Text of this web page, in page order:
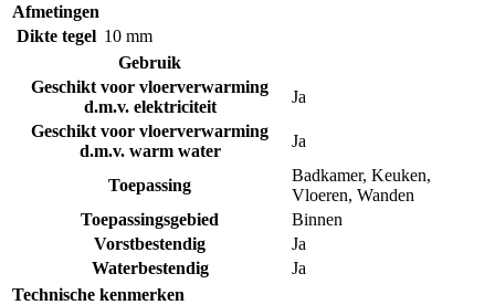
Afmetingen
Dikte tegel 10 mm
Gebruik
Geschikt voor vloerverwarming
d.m.v. elektriciteit
Ja
Geschikt voor vloerverwarming
d.m.v. warm water
Ja
Toepassing
Badkamer, Keuken,
Vloeren, Wanden
Toepassingsgebied
Binnen
Vorstbestendig
Ja
Waterbestendig
Ja
Technische kenmerken